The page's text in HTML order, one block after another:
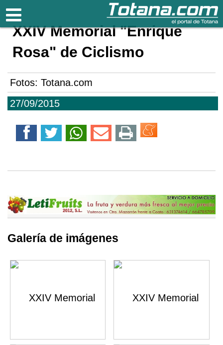
Totana.com
27/09/2015
XXIV Memorial "Enrique
Rosa" de Ciclismo
Fotos: Totana.com
Galería de imágenes